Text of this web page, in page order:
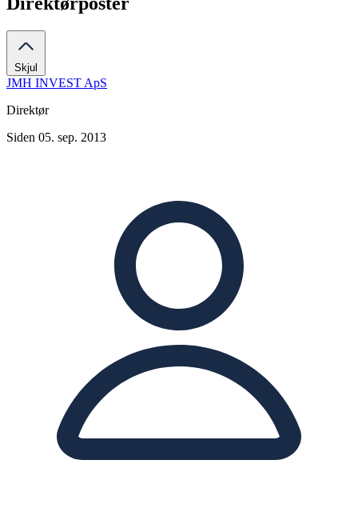
Skjul
JMH INVEST ApS
Direktør
Siden 05. sep. 2013